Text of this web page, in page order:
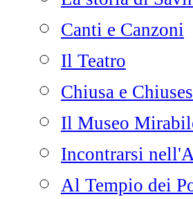
Canti e Canzoni
Il Teatro
Chiusa e
Il Museo
Incontrarsi
Al Tempio dei